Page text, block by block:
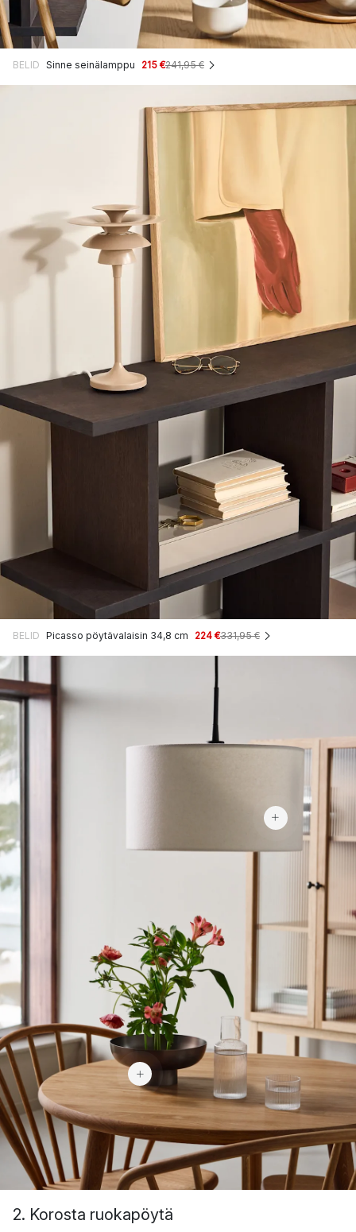
BELID Sinne seinälamppu 215 €241,95 €
BELID Picasso pöytävalaisin 34,8 cm 224 €331,95 €
310,99 €
80 €
2. Korosta ruokapöytä